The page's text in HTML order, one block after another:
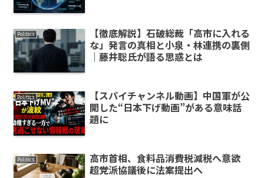
Politics
【徹底解説】石破総裁「高市に入れる
な」発言の真相と小泉・林連携の裏側
｜藤井聡氏が語る思惑とは
Politics
【スパイチャンネル動画】中国軍が公
開した“日本下げ動画”がある意味話
題に
Politics
高市首相、食料品消費税減税へ意欲
超党派協議後に法案提出へ